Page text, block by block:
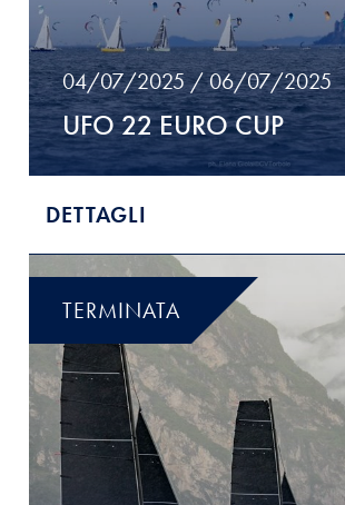
04/07/2025 / 06/07/2025
UFO 22 EURO CUP
DETTAGLI
TERMINATA